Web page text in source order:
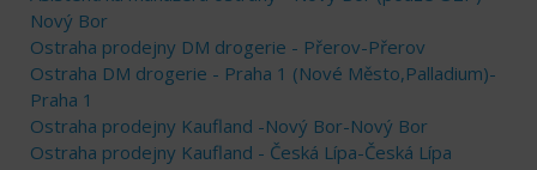
Nový Bor
Ostraha prodejny DM drogerie - Přerov-Přerov
Ostraha DM drogerie - Praha 1 (Nové Město,Palladium)-
Praha 1
Ostraha prodejny Kaufland -Nový Bor-Nový Bor
Ostraha prodejny Kaufland - Česká Lípa-Česká Lípa